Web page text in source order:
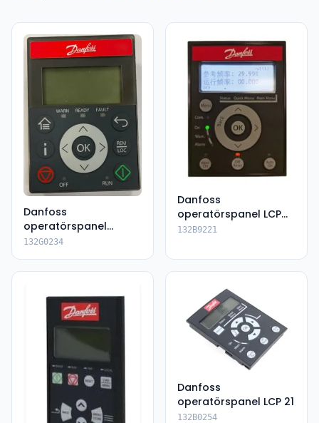
Danfoss
operatörspanel
132G0234
132G0234
Danfoss
operatörspanel LCP
32
132B9221
Danfoss
operatörspanel LCP 21
132B0254